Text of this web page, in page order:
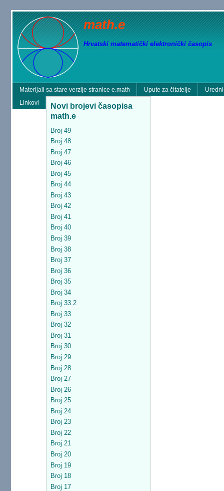
math.e
Hrvatski matematički elektronički časopis
Materijali sa stare verzije stranice e.math Upute za čitatelje
Linkovi
Novi brojevi časopisa
math.e
Broj 49
Broj 48
Broj 47
Broj 46
Broj 45
Broj 44
Broj 43
Broj 42
Broj 41
Broj 40
Broj 39
Broj 38
Broj 37
Broj 36
Broj 35
Broj 34
Broj 33.2
Broj 33
Broj 32
Broj 31
Broj 30
Broj 29
Broj 28
Broj 27
Broj 26
Broj 25
Broj 24
Broj 23
Broj 22
Broj 21
Broj 20
Broj 19
Broj 18
Broj 17